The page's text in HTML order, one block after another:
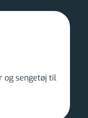
og sengetøj til